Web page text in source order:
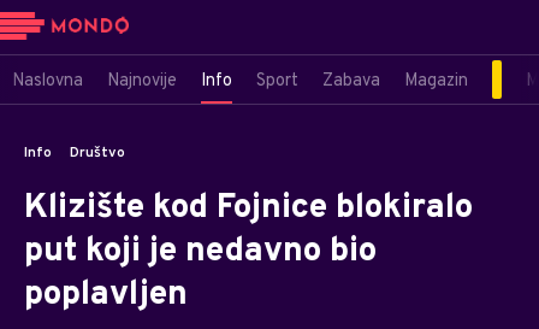
Naslovna Najnovije Info Sport Zabava Magazin
Info Društvo
Klizište kod Fojnice blokiralo
put koji je nedavno bio
poplavljen